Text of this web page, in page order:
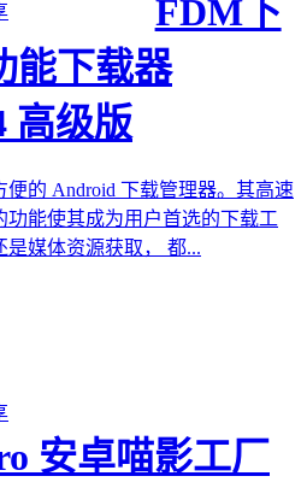
FDM下
能下载器
高级版
的 Android 下载管理器。其高速
能使其成为用户首选的下载工
媒体资源获取， 都...
安卓喵影工厂